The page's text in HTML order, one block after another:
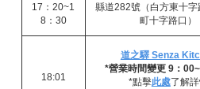
17：20~1
8：30
縣道282號（白方東十字
町十字路口）
18:01
道之驛 Senza
*營業時間變更 9：
*點擊此處了解